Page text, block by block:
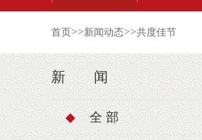
首页 >>新闻动态>>共度佳节
新 闻
◆ 全 部